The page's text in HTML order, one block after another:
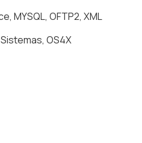
MYSQL, OFTP2, XML
OS4X